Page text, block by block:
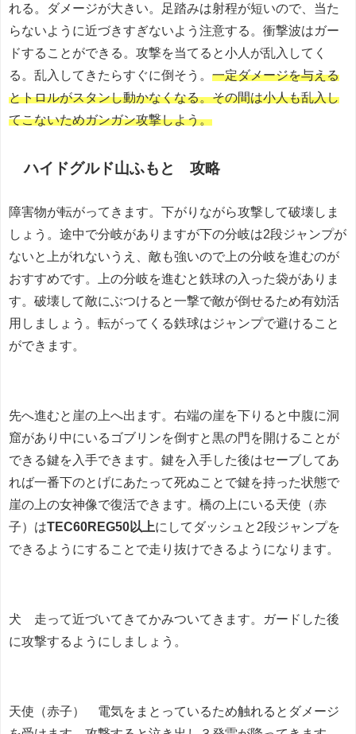
れる。ダメージが大きい。足踏みは射程が短いので、当た
らないように近づきすぎないよう注意する。衝撃波はガー
ドすることができる。攻撃を当てると小人が乱入してく
る。乱入してきたらすぐに倒そう。 一定ダメージを与える
とトロルがスタンし動かなくなる。その間は小人も乱入し
てこないためガンガン攻撃しよう。
ハイドグルド山ふもと 攻略
障害物が転がってきます。下がりながら攻撃して破壊しま
しょう。途中で分岐がありますが下の分岐は2段ジャンプが
ないと上がれないうえ、敵も強いので上の分岐を進むのが
おすすめです。上の分岐を進むと鉄球の入った袋がありま
す。破壊して敵にぶつけると一撃で敵が倒せるため有効活
用しましょう。転がってくる鉄球はジャンプで避けること
ができます。
先へ進むと崖の上へ出ます。右端の崖を下りると中腹に洞
窟があり中にいるゴブリンを倒すと黒の門を開けることが
できる鍵を入手できます。鍵を入手した後はセーブしてあ
れば一番下のとげにあたって死ぬことで鍵を持った状態で
崖の上の女神像で復活できます。橋の上にいる天使（赤
子）はTEC60REG50以上にしてダッシュと2段ジャンプを
できるようにすることで走り抜けできるようになります。
犬 走って近づいてきてかみついてきます。ガードした後
に攻撃するようにしましょう。
天使（赤子） 電気をまとっているため触れるとダメージ